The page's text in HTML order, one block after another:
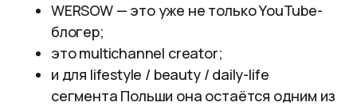
WERSOW — это уже не только YouTube-
блогер;
это multichannel creator;
и для lifestyle / beauty / daily-life
сегмента Польши она остаётся одним из